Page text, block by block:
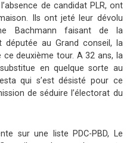
de candidat PLR, ont
Ils ont jeté leur dévolu
Bachmann faisant de la
députée au Grand conseil, la
deuxième tour. A 32 ans, la
en quelque sorte au
qui s’est désisté pour ce
de séduire l’électorat du
sur une liste PDC-PBD, Le